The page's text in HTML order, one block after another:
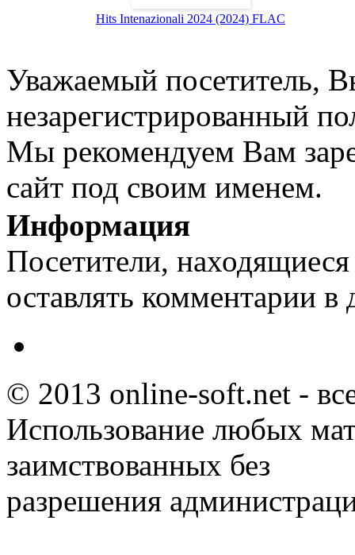
Hits Intenazionali 2024 (2024) FLAC
Уважаемый посетитель,
незарегистрированный
Мы рекомендуем Вам
сайт под своим именем.
Информация
Посетители,
оставлять комментарии в
© 2013 online-soft.net -
Использование любых
заимствованных без
разрешения